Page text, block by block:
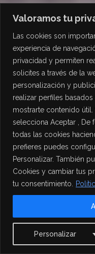
Valoramos tu
Las cookies son
experiencia de
privacidad y permiten
solicites a través de la
personalización y
realizar perfiles
mostrarte contenido útil.
selecciona Aceptar , De
todas las cookies
prefieres puedes
Personalizar. También
Cookies y cambiar tus
tu consentimiento.
Personalizar